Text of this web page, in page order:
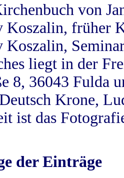
von
Koszalin, früher
Koszalin,
liegt in der
8, 36043 Fulda
Krone,
ist das
der Einträge